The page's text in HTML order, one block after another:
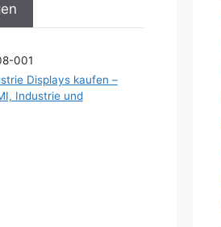
001
Displays kaufen –
Industrie und